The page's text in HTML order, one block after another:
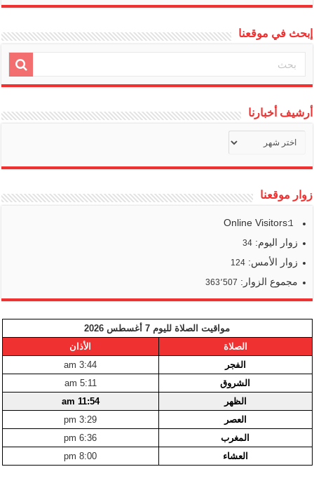
إبحث في موقعنا
أرشيف أخبارنا
أخبارنا
زوار موقعنا
Online Visitors:1
زوار اليوم:34
زوار الأمس:124
مجموع الزوار: 363٬507
مواقيت الصلاة لليوم 7 أغسطس 2026
الصلاة
الأذان
الفجر
3:44 am
الشروق
5:11 am
الظهر
11:54 am
العصر
3:29 pm
المغرب
6:36 pm
العشاء
8:00 pm